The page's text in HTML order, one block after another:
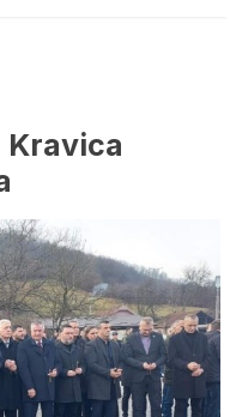
Kravica